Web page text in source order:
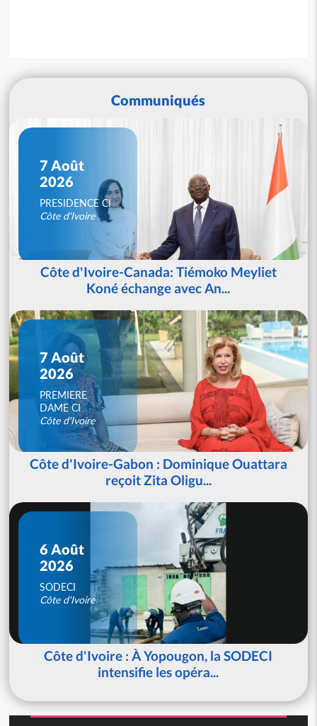
Communiqués
7 Août
2026
PRESIDENCE CI
Côte d'Ivoire
Côte d'Ivoire-Canada: Tiémoko Meyliet
Koné échange avec An...
7 Août
2026
PREMIERE
DAME CI
Côte d'Ivoire
Côte d'Ivoire-Gabon : Dominique Ouattara
reçoit Zita Oligu...
6 Août
2026
SODECI
Côte d'Ivoire
Côte d'Ivoire : À Yopougon, la SODECI
intensifie les opéra...